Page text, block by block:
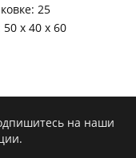
25
x 40 x 60
на наши